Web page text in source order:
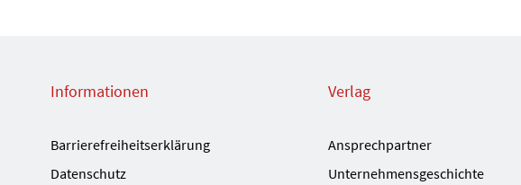
Informationen
Barrierefreiheitserklärung
Datenschutz
Verlag
Ansprechpartner
Unternehmensgeschichte